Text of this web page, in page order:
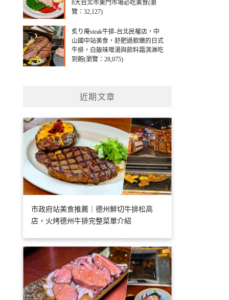
8大台北市東門市場必吃美食(瀏
覽：32,127)
炙り庵steak牛排-台北民權店，中
山國中站美食，舒肥過軟嫩的日式
牛排，白飯味噌湯與飲料霜淇淋吃
到飽(瀏覽：28,075)
近期文章
市政府站美食推薦｜德州鮮切牛排松高
店，火烤德州牛排完整菜單介紹